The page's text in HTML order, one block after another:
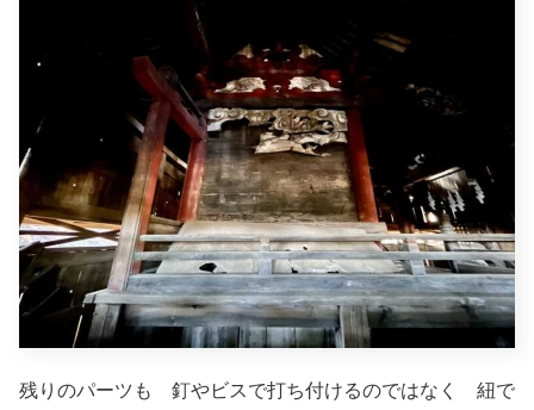
残りのパーツも 釘やビスで打ち付けるのではなく 紐で